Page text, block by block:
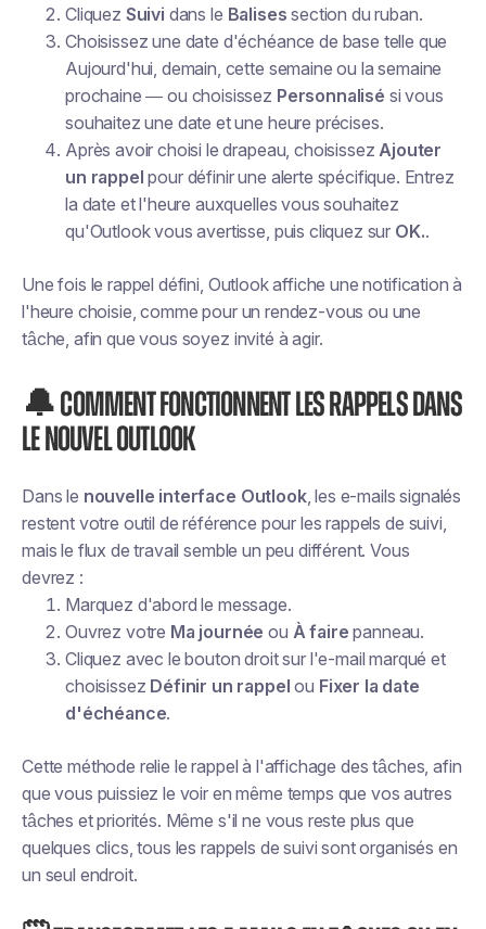
Cliquez Suivi dans le Balises section du ruban.
Choisissez une date d'échéance de base telle que
Aujourd'hui, demain, cette semaine ou la semaine
prochaine — ou choisissez Personnalisé si vous
souhaitez une date et une heure précises.
Après avoir choisi le drapeau, choisissezAjouter
un rappel pour définir une alerte spécifique. Entrez
la date et l'heure auxquelles vous souhaitez
qu'Outlook vous avertisse, puis cliquez sur OK..
Une fois le rappel défini, Outlook affiche une notification à
l'heure choisie, comme pour un rendez-vous ou une
tâche, afin que vous soyez invité à agir.
🔔 Comment fonctionnent les rappels dans
le nouvel Outlook
Dans le nouvelle interface Outlook, les e-mails signalés
restent votre outil de référence pour les rappels de suivi,
mais le flux de travail semble un peu différent. Vous
devrez :
Marquez d'abord le message.
Ouvrez votre Ma journée ou À faire panneau.
Cliquez avec le bouton droit sur l'e-mail marqué et
choisissez Définir un rappel ou Fixer la date
d'échéance.
Cette méthode relie le rappel à l'affichage des tâches, afin
que vous puissiez le voir en même temps que vos autres
tâches et priorités. Même s'il ne vous reste plus que
quelques clics, tous les rappels de suivi sont organisés en
un seul endroit.